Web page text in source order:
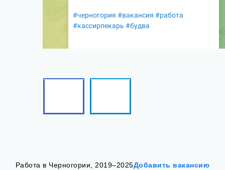
Работа в Черногории, 2019–2025Добавить вакансию